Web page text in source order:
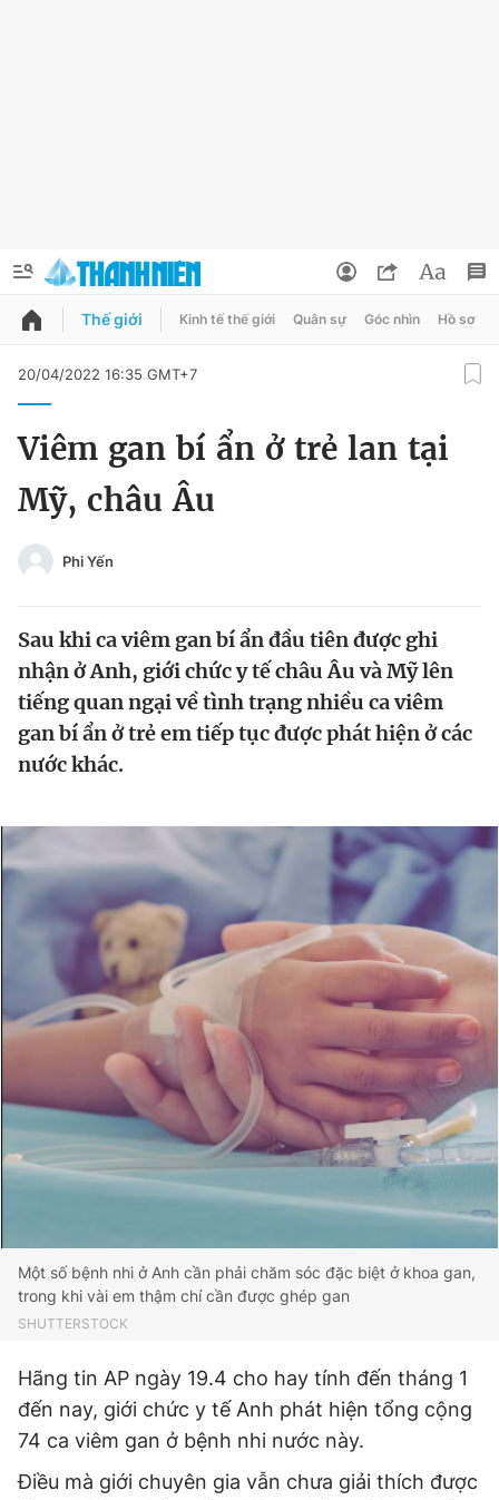
QUẢNG CÁO
Chuyên mục
Chào ngày mới
Tin thị trường Tin 360
Video Magazine
Tiện ích Bạn cần biết
Thông tin tòa soạn Liên hệ quảng cáo
Đọc Thanh Niên trên điện thoại
Hotline
0906 645 777
Liên hệ quảng cáo
0908 780 404
Tổng biên tập: Nguyễn Ngọc Toàn
Phó tổng biên tập thường trực: Hải Thành
Phó tổng biên tập: Lâm Hiếu Dũng
Tổng thư ký tòa soạn: Đức Trung
Đổi mật khẩu
Tin đã lưu
Thế giới Kinh tế thế giới Quân sự Góc nhìn Hồ sơ
20/04/2022 16:35 GMT+7
Viêm gan bí ẩn ở trẻ lan tại
Mỹ, châu Âu
Phi Yến
Sau khi ca viêm gan bí ẩn đầu tiên được ghi
nhận ở Anh, giới chức y tế châu Âu và Mỹ lên
tiếng quan ngại về tình trạng nhiều ca viêm
gan bí ẩn ở trẻ em tiếp tục được phát hiện ở các
nước khác.
Một số bệnh nhi ở Anh cần phải chăm sóc đặc biệt ở khoa gan,
trong khi vài em thậm chí cần được ghép gan
SHUTTERSTOCK
Hãng tin AP ngày 19.4 cho hay tính đến tháng 1
đến nay, giới chức y tế Anh phát hiện tổng cộng
74 ca viêm gan ở bệnh nhi nước này.
Điều mà giới chuyên gia vẫn chưa giải thích được